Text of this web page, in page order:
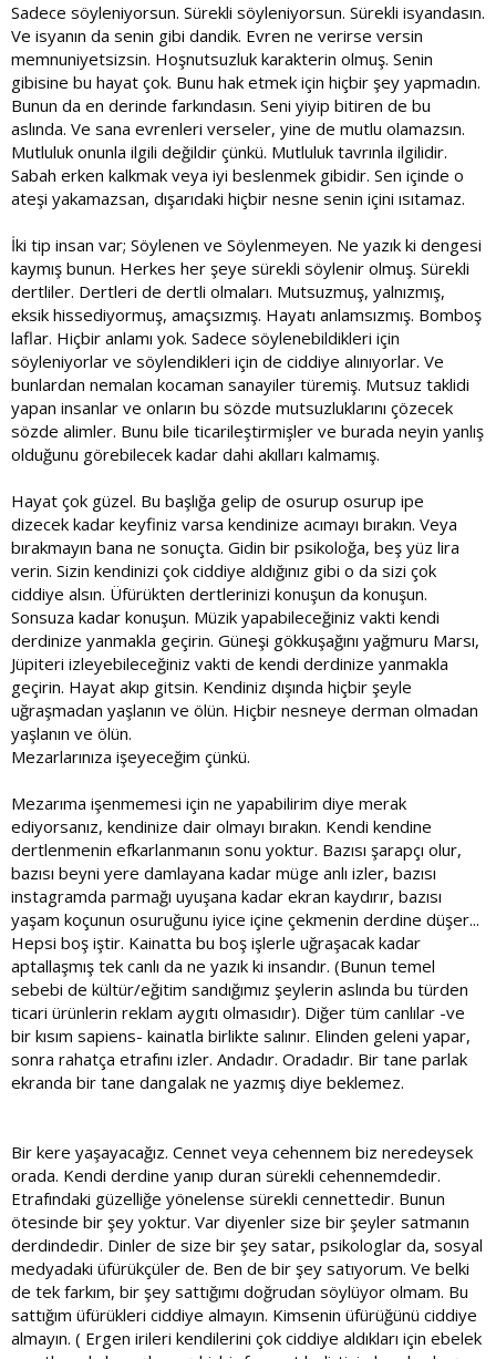
Sadece söyleniyorsun. Sürekli söyleniyorsun. Sürekli isyandasın.
Ve isyanın da senin gibi dandik. Evren ne verirse versin
memnuniyetsizsin. Hoşnutsuzluk karakterin olmuş. Senin
gibisine bu hayat çok. Bunu hak etmek için hiçbir şey yapmadın.
Bunun da en derinde farkındasın. Seni yiyip bitiren de bu
aslında. Ve sana evrenleri verseler, yine de mutlu olamazsın.
Mutluluk onunla ilgili değildir çünkü. Mutluluk tavrınla ilgilidir.
Sabah erken kalkmak veya iyi beslenmek gibidir. Sen içinde o
ateşi yakamazsan, dışarıdaki hiçbir nesne senin içini ısıtamaz.
İki tip insan var; Söylenen ve Söylenmeyen. Ne yazık ki dengesi
kaymış bunun. Herkes her şeye sürekli söylenir olmuş. Sürekli
dertliler. Dertleri de dertli olmaları. Mutsuzmuş, yalnızmış,
eksik hissediyormuş, amaçsızmış. Hayatı anlamsızmış. Bomboş
laflar. Hiçbir anlamı yok. Sadece söylenebildikleri için
söyleniyorlar ve söylendikleri için de ciddiye alınıyorlar. Ve
bunlardan nemalan kocaman sanayiler türemiş. Mutsuz taklidi
yapan insanlar ve onların bu sözde mutsuzluklarını çözecek
sözde alimler. Bunu bile ticarileştirmişler ve burada neyin yanlış
olduğunu görebilecek kadar dahi akılları kalmamış.
Hayat çok güzel. Bu başlığa gelip de osurup osurup ipe
dizecek kadar keyfiniz varsa kendinize acımayı bırakın. Veya
bırakmayın bana ne sonuçta. Gidin bir psikoloğa, beş yüz lira
verin. Sizin kendinizi çok ciddiye aldığınız gibi o da sizi çok
ciddiye alsın. Üfürükten dertlerinizi konuşun da konuşun.
Sonsuza kadar konuşun. Müzik yapabileceğiniz vakti kendi
derdinize yanmakla geçirin. Güneşi gökkuşağını yağmuru Marsı,
Jüpiteri izleyebileceğiniz vakti de kendi derdinize yanmakla
geçirin. Hayat akıp gitsin. Kendiniz dışında hiçbir şeyle
uğraşmadan yaşlanın ve ölün. Hiçbir nesneye derman olmadan
yaşlanın ve ölün.
Mezarlarınıza işeyeceğim çünkü.
Mezarıma işenmemesi için ne yapabilirim diye merak
ediyorsanız, kendinize dair olmayı bırakın. Kendi kendine
dertlenmenin efkarlanmanın sonu yoktur. Bazısı şarapçı olur,
bazısı beyni yere damlayana kadar müge anlı izler, bazısı
instagramda parmağı uyuşana kadar ekran kaydırır, bazısı
yaşam koçunun osuruğunu iyice içine çekmenin derdine düşer...
Hepsi boş iştir. Kainatta bu boş işlerle uğraşacak kadar
aptallaşmış tek canlı da ne yazık ki insandır. (Bunun temel
sebebi de kültür/eğitim sandığımız şeylerin aslında bu türden
ticari ürünlerin reklam aygıtı olmasıdır). Diğer tüm canlılar -ve
bir kısım sapiens- kainatla birlikte salınır. Elinden geleni yapar,
sonra rahatça etrafını izler. Andadır. Oradadır. Bir tane parlak
ekranda bir tane dangalak ne yazmış diye beklemez.
Bir kere yaşayacağız. Cennet veya cehennem biz neredeysek
orada. Kendi derdine yanıp duran sürekli cehennemdedir.
Etrafındaki güzelliğe yönelense sürekli cennettedir. Bunun
ötesinde bir şey yoktur. Var diyenler size bir şeyler satmanın
derdindedir. Dinler de size bir şey satar, psikologlar da, sosyal
medyadaki üfürükçüler de. Ben de bir şey satıyorum. Ve belki
de tek farkım, bir şey sattığımı doğrudan söylüyor olmam. Bu
sattığım üfürükleri ciddiye almayın. Kimsenin üfürüğünü ciddiye
almayın. ( Ergen irileri kendilerini çok ciddiye aldıkları için ebelek